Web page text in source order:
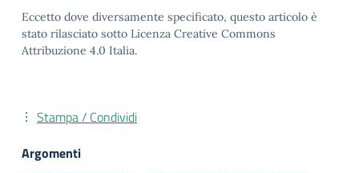
Eccetto dove diversamente specificato, questo articolo è
stato rilasciato sotto Licenza Creative Commons
Attribuzione 4.0 Italia.
Stampa / Condividi
Argomenti